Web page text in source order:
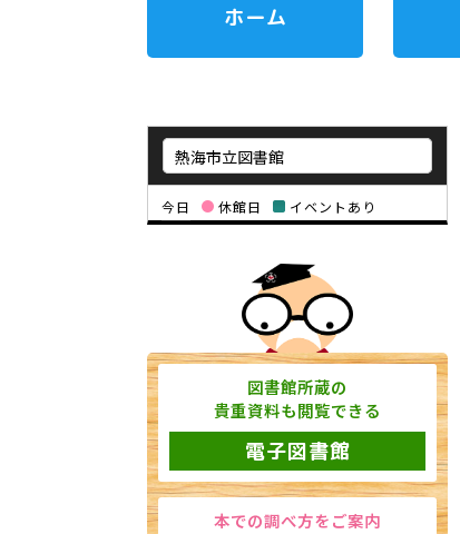
ホーム
今日 休館日 イベントあり
図書館所蔵の
貴重資料も閲覧できる
電子図書館
本での調べ方をご案内